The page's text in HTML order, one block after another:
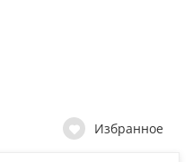
Избранное